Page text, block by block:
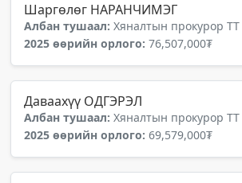
Шаргөлөг НАРАНЧИМЭГ
Албан тушаал: Хяналтын прокурор ТТ
2025 өөрийн орлого: 76,507,000₮
Даваахүү ОДГЭРЭЛ
Албан тушаал: Хяналтын прокурор ТТ
2025 өөрийн орлого: 69,579,000₮